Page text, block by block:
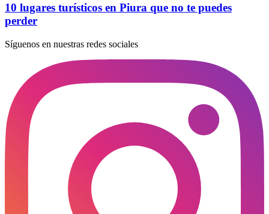
10 lugares turísticos en Piura que no te puedes
perder
Síguenos en nuestras redes sociales